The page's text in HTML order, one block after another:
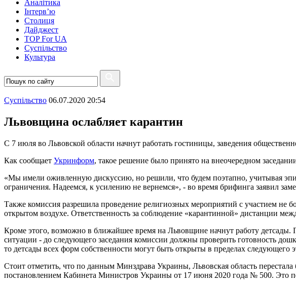
Аналітика
Інтерв’ю
Столиця
Дайджест
TOP For UA
Суспiльство
Культура
Суспiльство 06.07.2020 20:54
Львовщина ослабляет карантин
С 7 июля во Львовской области начнут работать гостиницы, заведения
Как сообщает Укринформ, такое решение было принято на внеочередном
«Мы имели оживленную дискуссию, но решили, что будем поэтапно, учитывая
ограничения. Надеемся, к усилению не вернемся», - во время брифинга заявил
Также комиссия разрешила проведение религиозных мероприятий с участием не
открытом воздухе. Ответственность за соблюдение «карантинной» дистанции
Кроме этого, возможно в ближайшее время на Львовщине начнут работу
ситуации - до следующего заседания комиссии должны проверить готовность
то детсады всех форм собственности могут быть открыты в пределах следующего
Стоит отметить, что по данным Минздрава Украины, Львовская область
постановлением Кабинета Министров Украины от 17 июня 2020 года № 500. Это